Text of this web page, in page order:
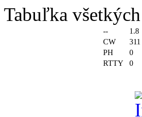
Tabuľka
-- 1.8
CW
311
PH
0
RTTY
0